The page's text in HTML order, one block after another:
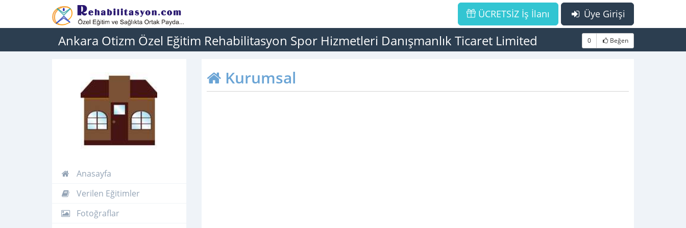
Üye Girişi
ÜCRETSİZ İş İlanı
Ankara Otizm Özel Eğitim Rehabilitasyon Spor Hizmetleri Danışmanlık Ticaret Limited 0 Beğen
Anasayfa
Verilen Eğitimler
Fotoğraflar
Kurumsal